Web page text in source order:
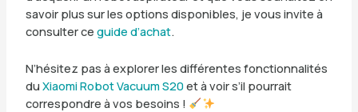
savoir plus sur les options disponibles, je vous invite à
consulter ce guide d’achat.
N’hésitez pas à explorer les différentes fonctionnalités
du Xiaomi Robot Vacuum S20et à voir s’il pourrait
correspondre à vos besoins !